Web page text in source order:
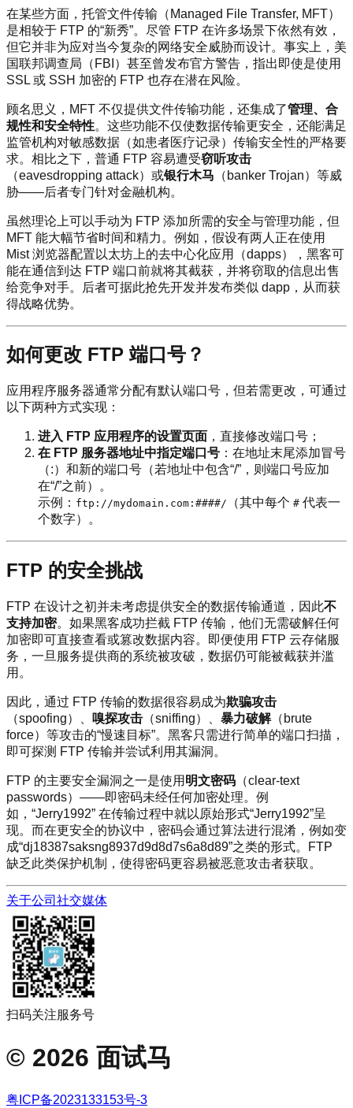
在某些方面，托管文件传输（Managed File Transfer, MFT）
是相较于 FTP 的“新秀”。尽管 FTP 在许多场景下依然有效，
但它并非为应对当今复杂的网络安全威胁而设计。事实上，美
国联邦调查局（FBI）甚至曾发布官方警告，指出即使是使用
SSL 或 SSH 加密的 FTP 也存在潜在风险。
顾名思义，MFT 不仅提供文件传输功能，还集成了管理、合
规性和安全特性。这些功能不仅使数据传输更安全，还能满足
监管机构对敏感数据（如患者医疗记录）传输安全性的严格要
求。相比之下，普通 FTP 容易遭受窃听攻击
（eavesdropping attack）或银行木马 （banker Trojan）等威
胁——后者专门针对金融机构。
虽然理论上可以手动为 FTP 添加所需的安全与管理功能，但
MFT 能大幅节省时间和精力。例如，假设有两人正在使用
Mist 浏览器配置以太坊上的去中心化应用（dapps），黑客可
能在通信到达 FTP 端口前就将其截获，并将窃取的信息出售
给竞争对手。后者可据此抢先开发并发布类似 dapp，从而获
得战略优势。
如何更改 FTP 端口号？
应用程序服务器通常分配有默认端口号，但若需更改，可通过
以下两种方式实现：
进入 FTP 应用程序的设置页面 ，直接修改端口号；
在 FTP 服务器地址中指定端口号 ：在地址末尾添加冒号
（:）和新的端口号（若地址中包含“/”，则端口号应加
在“/”之前）。
示例： ftp://mydomain.com:####/ （其中每个 # 代表一
个数字）。
FTP 的安全挑战
FTP 在设计之初并未考虑提供安全的数据传输通道，因此不
支持加密。如果黑客成功拦截 FTP 传输，他们无需破解任何
加密即可直接查看或篡改数据内容。即便使用 FTP 云存储服
务，一旦服务提供商的系统被攻破，数据仍可能被截获并滥
用。
因此，通过 FTP 传输的数据很容易成为欺骗攻击
（spoofing）、
嗅探攻击 （sniffing）、 暴力破解（brute
force）等攻击的“慢速目标”。黑客只需进行简单的端口扫描，
即可探测 FTP 传输并尝试利用其漏洞。
FTP 的主要安全漏洞之一是使用 明文密码 （clear-text
passwords）——即密码未经任何加密处理。例
如，“Jerry1992” 在传输过程中就以原始形式“Jerry1992”呈
现。而在更安全的协议中，密码会通过算法进行混淆，例如变
成“dj18387saksng8937d9d8d7s6a8d89”之类的形式。FTP
缺乏此类保护机制，使得密码更容易被恶意攻击者获取。
关于公司 社交媒体
扫码关注服务号
© 2026 面试马
粤ICP备2023133153号-3